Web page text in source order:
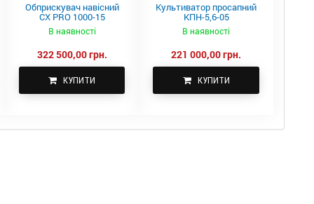
Обприскувач навісний
CX PRO 1000-15
В наявності
322 500,00 грн.
КУПИТИ
Культиватор просапний
КПН-5,6-05
В наявності
221 000,00 грн.
КУПИТИ